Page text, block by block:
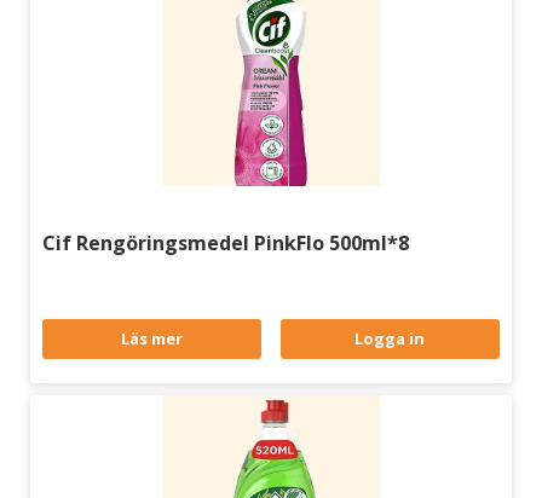
Cif Rengöringsmedel PinkFlo 500ml*8
Läs mer Logga in